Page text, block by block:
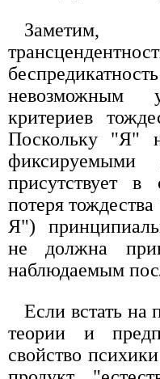
невозможным
критериев
Поскольку "Я"
фиксируемыми
присутствует в
потеря
Я")
не должна
наблюдаемым
Если встать
теории и
свойство